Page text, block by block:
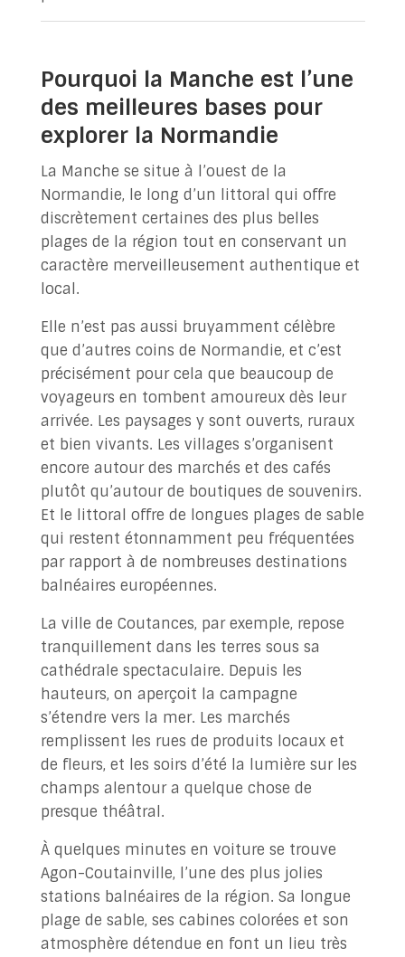
Pourquoi la Manche est l’une
des meilleures bases pour
explorer la Normandie
La Manche se situe à l’ouest de la
Normandie, le long d’un littoral qui offre
discrètement certaines des plus belles
plages de la région tout en conservant un
caractère merveilleusement authentique et
local.
Elle n’est pas aussi bruyamment célèbre
que d’autres coins de Normandie, et c’est
précisément pour cela que beaucoup de
voyageurs en tombent amoureux dès leur
arrivée. Les paysages y sont ouverts, ruraux
et bien vivants. Les villages s’organisent
encore autour des marchés et des cafés
plutôt qu’autour de boutiques de souvenirs.
Et le littoral offre de longues plages de sable
qui restent étonnamment peu fréquentées
par rapport à de nombreuses destinations
balnéaires européennes.
La ville de Coutances, par exemple, repose
tranquillement dans les terres sous sa
cathédrale spectaculaire. Depuis les
hauteurs, on aperçoit la campagne
s’étendre vers la mer. Les marchés
remplissent les rues de produits locaux et
de fleurs, et les soirs d’été la lumière sur les
champs alentour a quelque chose de
presque théâtral.
À quelques minutes en voiture se trouve
Agon-Coutainville, l’une des plus jolies
stations balnéaires de la région. Sa longue
plage de sable, ses cabines colorées et son
atmosphère détendue en font un lieu très